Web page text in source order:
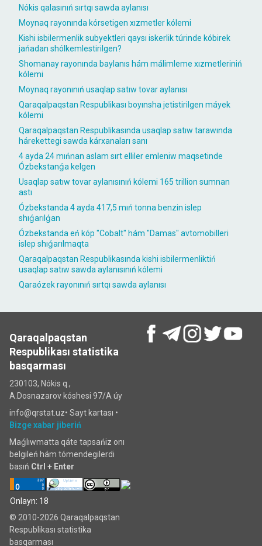
Nókis qalasınıń sırtqı sawda aylanısı
Moynaq rayonında kórsetigen xızmetler kólemi
Kishi isbilermenlik subyektleri qaysı iskerlik túrinde kóbirek
jańadan shólkemlestirilgen?
Shomanay rayonında baylanıs hám málimleme xızmetleriniń
kólemi
Moynaq rayonınıń usaqlap satıw tovar aylanısı
Qaraqalpaqstan Respublikası boyınsha jetistirilgen máyek
kólemi
Qaraqalpaqstan Respublikasında usaqlap satıw tarawında
hárekettegi sawda kárxanaları sanı
4 ayda 24 mıńnan aslam sırt elliler emleniw maqsetinde
Ózbekstanǵa kelgen
Usaqlap satıw tovar aylanısınıń kólemi 165 trillion sumnan
astı
Ózbekstanda 4 ayda 417,5 mıń tonna benzin islep
shıǵarılǵan
Ózbekstanda eń kóp "Cobalt" hám "Damas" avtomobilleri
islep shıǵarılmaqta
Qaraqalpaqstan Respublikasında kishi isbilermenliktiń
usaqlap satıw sawda aylanısınıń kólemi
Qaraózek rayonınıń sırtqı sawda aylanısı
Qaraqalpaqstan
Respublikası statistika
basqarması
230103, Nókis q.,
A.Dosnazarov kóshesi 97/A úy
info@qrstat.uz• Sayt kartası •
Bizge xabar jiberiń
Maǵlıwmatta qáte tapsańiz onı
belgileń hám tómendegilerdi
basıń Ctrl + Enter
Onlayn: 18
© 2010-2026 Qaraqalpaqstan
Respublikası statistika
basqarması